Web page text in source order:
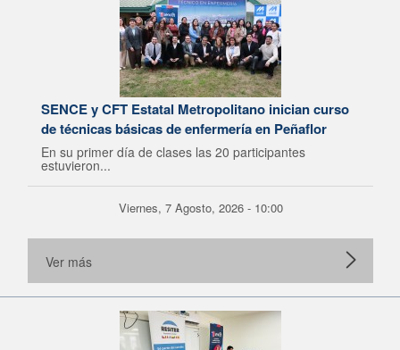
SENCE y CFT Estatal Metropolitano inician curso
de técnicas básicas de enfermería en Peñaflor
En su primer día de clases las 20 participantes
estuvieron...
Viernes, 7 Agosto, 2026 - 10:00
Ver más